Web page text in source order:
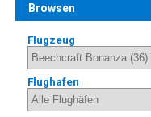
Browsen
Flugzeug
Flughafen